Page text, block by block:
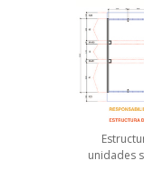
unidades